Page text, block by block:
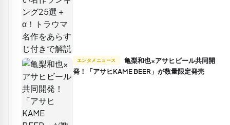
エンタメニュース
発！「アサヒKAME BEER」が数量限定発売